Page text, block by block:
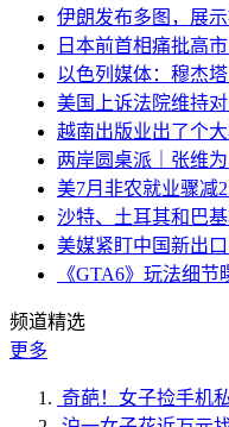
伊朗发布多图，展
日本前首相痛批高
以色列媒体：穆杰
美国上诉法院维持
越南出版业出了个
两岸圆桌派｜张维
美7月非农就业骤减
沙特、土耳其和巴
美媒紧盯中国新出
《GTA6》玩法细
频道精选
更多
奇葩！女子捡手机